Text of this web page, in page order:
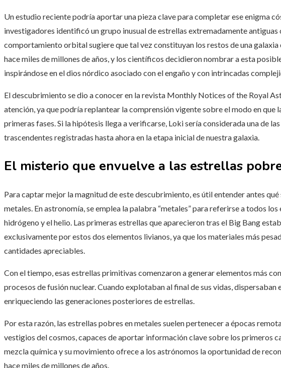
Un estudio reciente podría aportar una pieza clave para completar ese enigma
investigadores identificó un grupo inusual de estrellas extremadamente antiguas
comportamiento orbital sugiere que tal vez constituyan los restos de una galaxia
hace miles de millones de años, y los científicos decidieron nombrar a esta
inspirándose en el dios nórdico asociado con el engaño y con intrincadas
El descubrimiento se dio a conocer en la revista Monthly Notices of the Royal
atención, ya que podría replantear la comprensión vigente sobre el modo en que
primeras fases. Si la hipótesis llega a verificarse, Loki sería considerada una de
trascendentes registradas hasta ahora en la etapa inicial de nuestra galaxia.
El misterio que envuelve a las estrellas
Para captar mejor la magnitud de este descubrimiento, es útil entender antes
metales. En astronomía, se emplea la palabra “metales” para referirse a todos
hidrógeno y el helio. Las primeras estrellas que aparecieron tras el Big Bang
exclusivamente por estos dos elementos livianos, ya que los materiales más
cantidades apreciables.
Con el tiempo, esas estrellas primitivas comenzaron a generar elementos más
procesos de fusión nuclear. Cuando explotaban al final de sus vidas, dispersaban
enriqueciendo las generaciones posteriores de estrellas.
Por esta razón, las estrellas pobres en metales suelen pertenecer a épocas
vestigios del cosmos, capaces de aportar información clave sobre los primeros
mezcla química y su movimiento ofrece a los astrónomos la oportunidad de
hace miles de millones de años.